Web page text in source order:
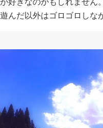
好きなのかもしれません
んだ以外はゴロゴロしな